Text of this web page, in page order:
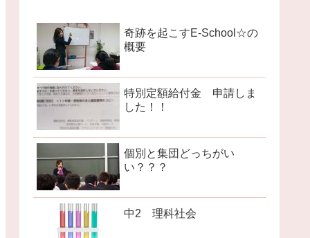
奇跡を起こすE-School☆の
概要
特別定額給付金 申請しま
した！！
個別と集団どっちがい
い？？？
中2 理科社会